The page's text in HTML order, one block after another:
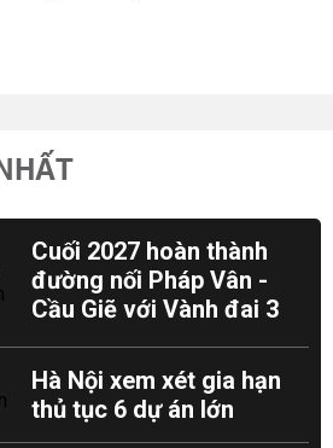
Cuối 2027 hoàn thành
đường nối Pháp Vân -
Cầu Giẽ với Vành đai 3
Hà Nội xem xét gia hạn
thủ tục 6 dự án lớn